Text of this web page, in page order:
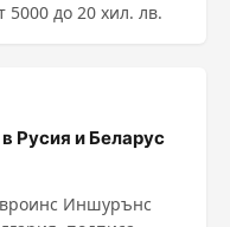
5000 до 20 хил. лв.
Русия и Беларус
Иншурънс